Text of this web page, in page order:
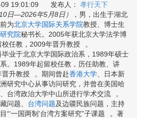
09 19:01:09 发布人： 孝行天下
日—2026年5月8日）
，男，出生于湖北
为北京大学国际关系学院教授、博士生
究院秘书长。2005年获北京大学法学博
任教，2009年晋升教授
。
业于北京大学国际政治系，1989年硕士
。1989年起留校任教，历任助教、讲
晋升教授
。期间曾赴香港大学 、日本新
研究中心从事访问研究，并曾在美国哈
台湾政治大学中山所进行学术交流
。
问题、 台湾问题及边疆民族问题，主持
“‘一国两制’台湾方案研究”子课题
。著